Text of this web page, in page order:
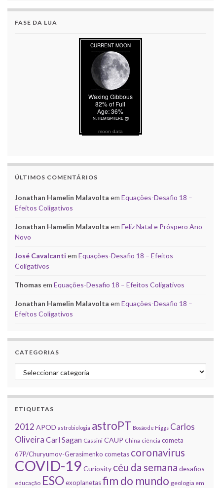
FASE DA LUA
moon data
ÚLTIMOS COMENTÁRIOS
Jonathan Hamelin Malavolta em Equações-Desafio 18 –
Efeitos Coligativos
Jonathan Hamelin Malavolta em Feliz Natal e Próspero Ano
Novo
José Cavalcanti em Equações-Desafio 18 – Efeitos
Coligativos
Thomas em Equações-Desafio 18 – Efeitos Coligativos
Jonathan Hamelin Malavolta em Equações-Desafio 18 –
Efeitos Coligativos
CATEGORIAS
Categorias
ETIQUETAS
2012 APOD astrobiologia astroPT Bosão de Higgs Carlos
Oliveira Carl Sagan Cassini CAUP China ciência cometa
67P/Churyumov-Gerasimenko cometas coronavirus
COVID-19 Curiosity céu da semana desafios
educação ESOexoplanetasfim do mundo geologia em